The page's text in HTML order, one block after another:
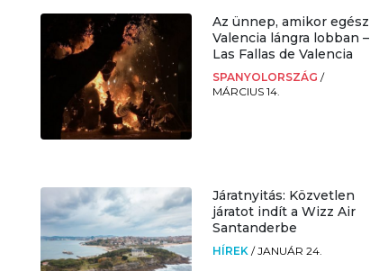
Az ünnep, amikor egész
Valencia lángra lobban –
Las Fallas de Valencia
SPANYOLORSZÁG /
MÁRCIUS 14.
Járatnyitás: Közvetlen
járatot indít a Wizz Air
Santanderbe
HÍREK /JANUÁR 24.